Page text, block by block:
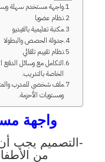
واجهة مستخدم سهلة
نظام عضويا
مكتبة تعليمية بالفيديو
جدولة الحصص والبطولا
نظام تقييم تلقائي
التكامل مع وسائل الدفع
الخاصة بالتدريب.
ملف شخصي للمدرب
ومستويات الأحزمة.
واجهة
-التصميم يجب أن
من